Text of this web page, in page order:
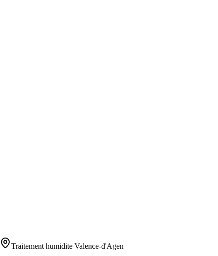
Traitement humidite Valence-d'Agen